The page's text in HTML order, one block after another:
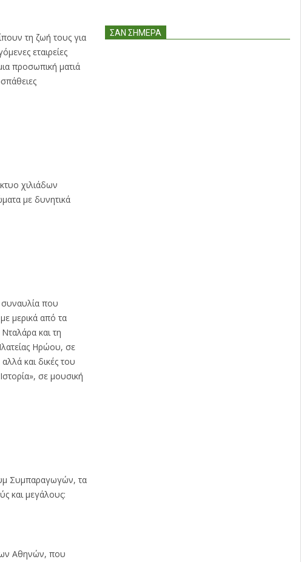
τη ζωή τους για
εταιρείες
προσωπική ματιά
χιλιάδων
με δυνητικά
συναυλία που
μερικά από τα
και τη
Ηρώου, σε
και δικές του
σε μουσική
Συμπαραγωγών, τα
και μεγάλους:
Αθηνών, που
ΣΑΝ ΣΉΜΕΡΑ